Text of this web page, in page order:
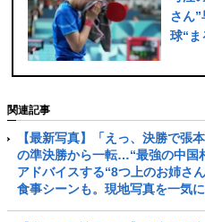
さん
球“ま
ラ側
関連記事
【最新写真】「えっ、決勝で
の準決勝から一転…“最強の中国
アドバイスする“8つ上のお姉さ
食事シーンも。現地写真を一気